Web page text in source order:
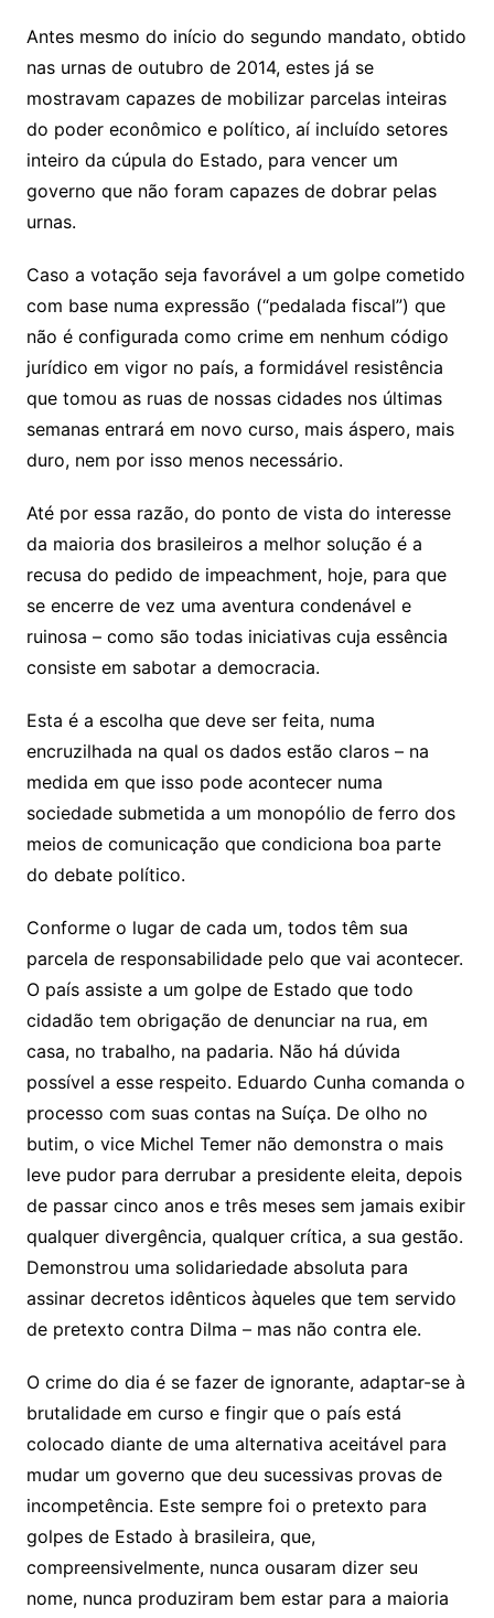
Antes mesmo do início do segundo mandato, obtido
nas urnas de outubro de 2014, estes já se
mostravam capazes de mobilizar parcelas inteiras
do poder econômico e político, aí incluído setores
inteiro da cúpula do Estado, para vencer um
governo que não foram capazes de dobrar pelas
urnas.
Caso a votação seja favorável a um golpe cometido
com base numa expressão (“pedalada fiscal”) que
não é configurada como crime em nenhum código
jurídico em vigor no país, a formidável resistência
que tomou as ruas de nossas cidades nos últimas
semanas entrará em novo curso, mais áspero, mais
duro, nem por isso menos necessário.
Até por essa razão, do ponto de vista do interesse
da maioria dos brasileiros a melhor solução é a
recusa do pedido de impeachment, hoje, para que
se encerre de vez uma aventura condenável e
ruinosa – como são todas iniciativas cuja essência
consiste em sabotar a democracia.
Esta é a escolha que deve ser feita, numa
encruzilhada na qual os dados estão claros – na
medida em que isso pode acontecer numa
sociedade submetida a um monopólio de ferro dos
meios de comunicação que condiciona boa parte
do debate político.
Conforme o lugar de cada um, todos têm sua
parcela de responsabilidade pelo que vai acontecer.
O país assiste a um golpe de Estado que todo
cidadão tem obrigação de denunciar na rua, em
casa, no trabalho, na padaria. Não há dúvida
possível a esse respeito. Eduardo Cunha comanda o
processo com suas contas na Suíça. De olho no
butim, o vice Michel Temer não demonstra o mais
leve pudor para derrubar a presidente eleita, depois
de passar cinco anos e três meses sem jamais exibir
qualquer divergência, qualquer crítica, a sua gestão.
Demonstrou uma solidariedade absoluta para
assinar decretos idênticos àqueles que tem servido
de pretexto contra Dilma – mas não contra ele.
O crime do dia é se fazer de ignorante, adaptar-se à
brutalidade em curso e fingir que o país está
colocado diante de uma alternativa aceitável para
mudar um governo que deu sucessivas provas de
incompetência. Este sempre foi o pretexto para
golpes de Estado à brasileira, que,
compreensivelmente, nunca ousaram dizer seu
nome, nunca produziram bem estar para a maioria